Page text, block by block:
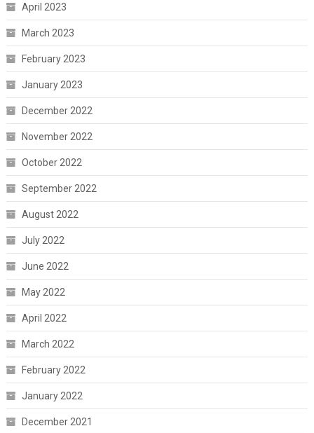
April 2023
March 2023
February 2023
January 2023
December 2022
November 2022
October 2022
September 2022
August 2022
July 2022
June 2022
May 2022
April 2022
March 2022
February 2022
January 2022
December 2021